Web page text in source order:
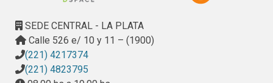
SEDE CENTRAL - LA PLATA
Calle 526 e/ 10 y 11 – (1900)
(221) 4217374
(221) 4823795